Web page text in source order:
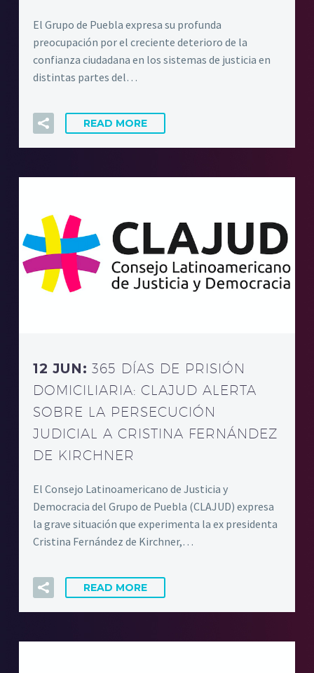
El Grupo de Puebla expresa su profunda
preocupación por el creciente deterioro de la
confianza ciudadana en los sistemas de justicia en
distintas partes del…
READ MORE
12 JUN: 365 DÍAS DE PRISIÓN
DOMICILIARIA: CLAJUD ALERTA
SOBRE LA PERSECUCIÓN
JUDICIAL A CRISTINA FERNÁNDEZ
DE KIRCHNER
El Consejo Latinoamericano de Justicia y
Democracia del Grupo de Puebla (CLAJUD) expresa
la grave situación que experimenta la ex presidenta
Cristina Fernández de Kirchner,…
READ MORE